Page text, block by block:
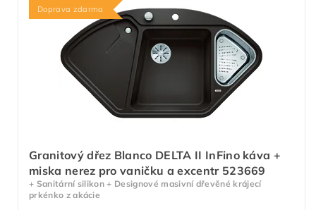
Doprava zdarma
Granitový dřez Blanco DELTA II InFino káva +
miska nerez pro vaničku a excentr 523669
+ Sanitární silikon + Designové masivní dřevěné krájecí
prkénko z akácie